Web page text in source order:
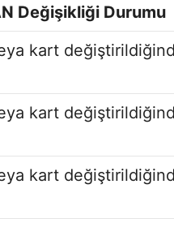
Değişikliği Durumu
kart
kart
kart